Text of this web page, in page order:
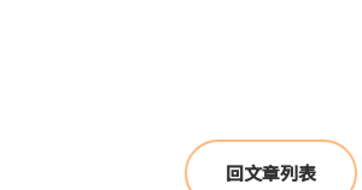
回文章列表